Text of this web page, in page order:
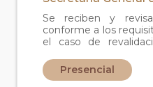
Se reciben y
conforme a los
el caso de
normatividad
otorga un número de
Presencial